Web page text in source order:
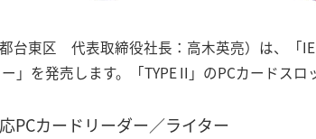
台東区 代表取締役社長：高木英亮）は、「
」を発売します。「TYPE II」のPCカードスロ
カードリーダー／ライター